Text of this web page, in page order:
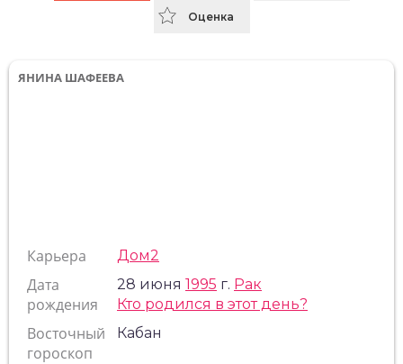
Оценка
ЯНИНА ШАФЕЕВА
Карьера Дом2
Дата
рождения
28 июня 1995 г. Рак
Кто родился в этот день?
Восточный
гороскоп
Кабан